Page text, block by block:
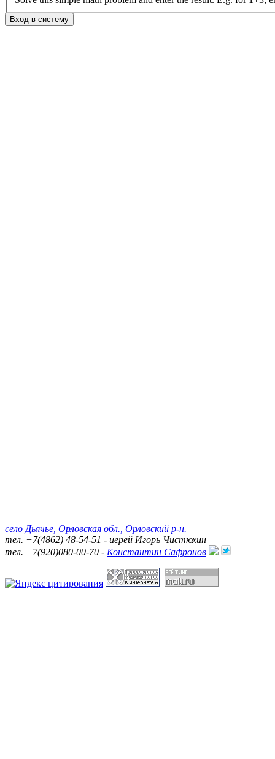
село Дьячье, Орловская обл., Орловский р-н.
тел. +7(4862) 48-54-51 - иерей Игорь Чистюхин
тел. +7(920)080-00-70 - Константин Сафронов